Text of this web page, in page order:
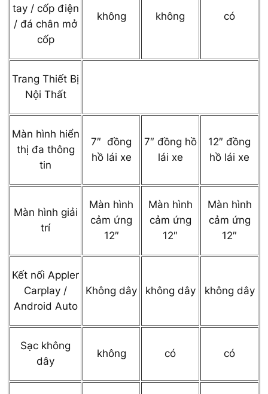
tay / cốp điện
/ đá chân mở
cốp
không không có
Trang Thiết Bị
Nội Thất
Màn hình hiển
thị đa thông
tin
7″ đồng
hồ lái xe
7″ đồng hồ
lái xe
12″ đồng
hồ lái xe
Màn hình giải
trí
Màn hình
cảm ứng
12″
Màn hình
cảm ứng
12″
Màn hình
cảm ứng
12″
Kết nối Appler
Carplay /
Android Auto
Không dây không dây không dây
Sạc không
dây
không có có